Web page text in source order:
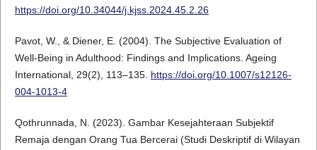
https://doi.org/10.34044/j.kjss.2024.45.2.26
Pavot, W., & Diener, E. (2004). The Subjective Evaluation of
Well-Being in Adulthood: Findings and Implications. Ageing
International, 29(2), 113–135. https://doi.org/10.1007/s12126-
004-1013-4
Qothrunnada, N. (2023). Gambar Kesejahteraan Subjektif
Remaja dengan Orang Tua Bercerai (Studi Deskriptif di Wilayan